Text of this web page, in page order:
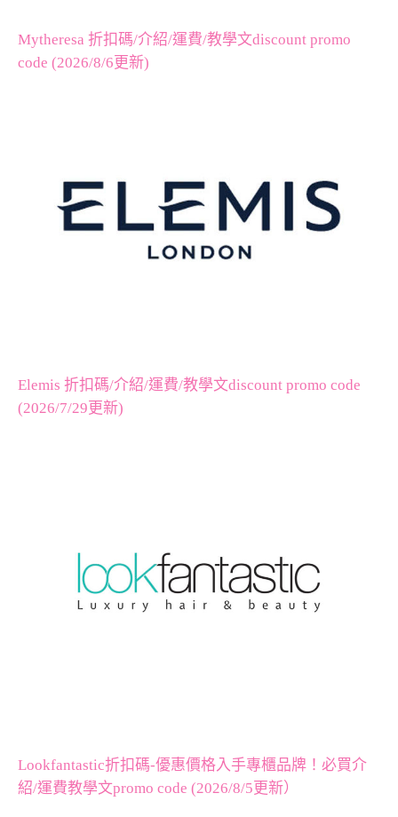
Mytheresa 折扣碼/介紹/運費/教學文discount promo
code (2026/8/6更新)
Elemis 折扣碼/介紹/運費/教學文discount promo code
(2026/7/29更新)
Lookfantastic折扣碼-優惠價格入手專櫃品牌！必買介
紹/運費教學文promo code (2026/8/5更新）